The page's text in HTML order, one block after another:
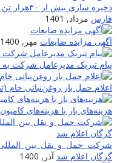
ذخیره
فارس مرداد, 1401
آگهی مزایده ضایعات مهر, 1400
پیام تبریک مدیرعامل شرکت
اعلام حمل بار روغن‌نباتی خام
هزینه‌های بار با هزینه‌های
شرکت حمل و نقل بین
گرگان اعلام شد آذر, 1400